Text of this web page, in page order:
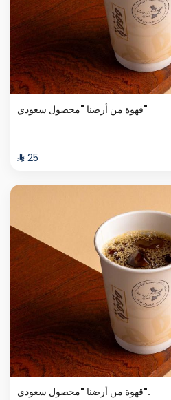
قهوة من أرضنا "محصول سعودي"
⁨⁦‪‬ 25⁩
قهوة من أرضنا "محصول سعودي".